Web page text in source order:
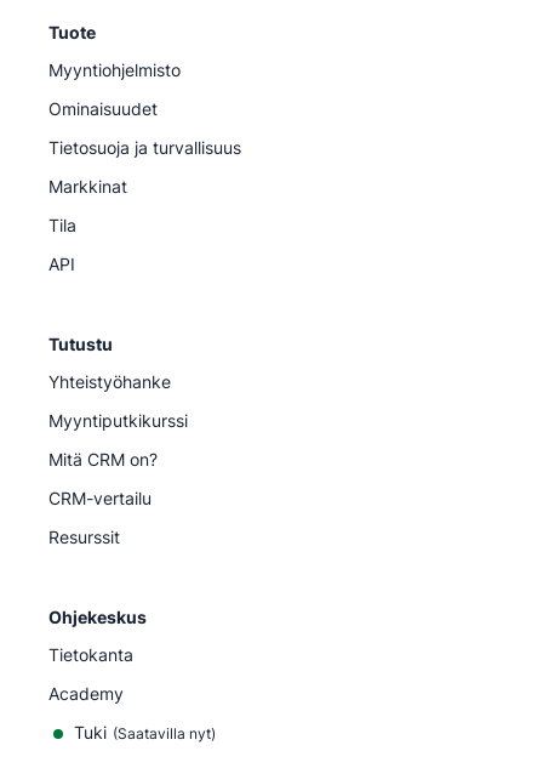
Tuote
Myyntiohjelmisto
Ominaisuudet
Tietosuoja ja turvallisuus
Markkinat
Tila
API
Tutustu
Yhteistyöhanke
Myyntiputkikurssi
Mitä CRM on?
CRM-vertailu
Resurssit
Ohjekeskus
Tietokanta
Academy
Tuki (Saatavilla nyt)